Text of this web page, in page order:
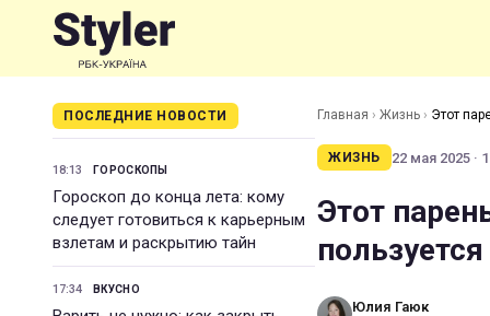
ПОСЛЕДНИЕ НОВОСТИ
18:13 ГОРОСКОПЫ
Гороскоп до конца лета: кому
следует готовиться к карьерным
взлетам и раскрытию тайн
17:34 ВКУСНО
Главная › Жизнь › Этот
ЖИЗНЬ 22 мая 2025 ·
Этот
Юлия Гаюк